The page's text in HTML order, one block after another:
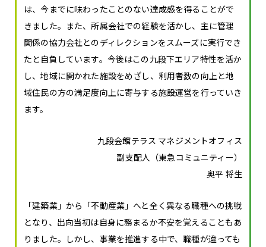
は、今までに味わったことのない達成感を得ることがで
きました。また、所属会社での経験を活かし、主に管理
関係の協力会社とのディレクションをスムーズに実行でき
たと自負しています。今後はこの九段下エリア特性を活か
し、地域に開かれた施設をめざし、利用者数の向上と地
域住民の方の満足度向上に寄与する施設運営を行っていき
ます。
九段会館テラス マネジメントオフィス
副支配人（東急コミュニティー）
奥平 将生
「建築業」から「不動産業」へと全く異なる職種への挑戦
となり、出向当初は自身に務まるか不安を覚えることもあ
りました。しかし、事業を推進する中で、職種が違っても